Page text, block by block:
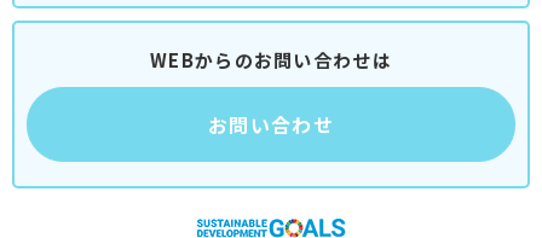
WEBからのお問い合わせは
お問い合わせ